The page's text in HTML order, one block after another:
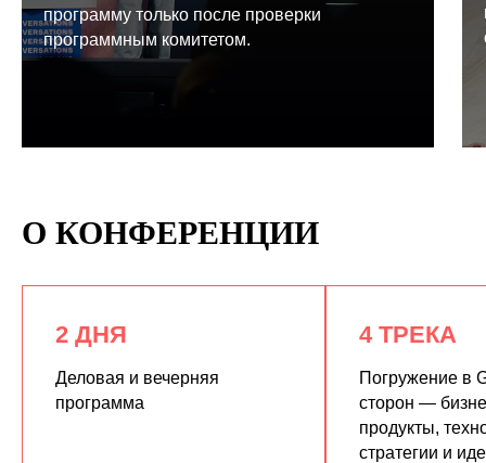
программу только после проверки
программным комитетом.
О КОНФЕРЕНЦИИ
2 ДНЯ
Деловая и вечерняя
программа
4 ТРЕКА
Погружение в
сторон —
продукты,
стратегии и